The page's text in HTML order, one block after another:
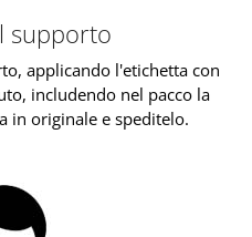
supporto
applicando l'etichetta con
includendo nel pacco la
in originale e speditelo.